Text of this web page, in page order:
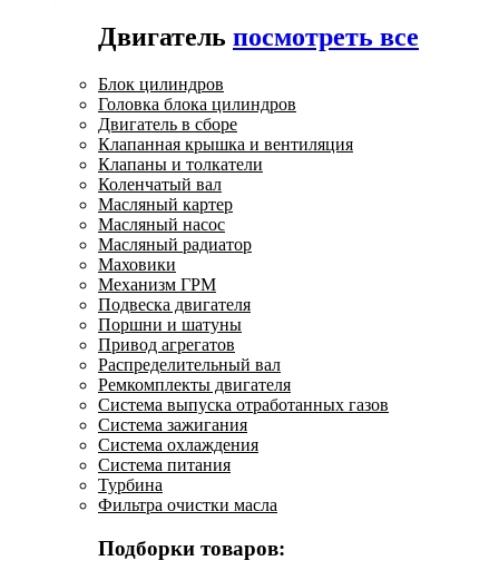
Двигатель посмотреть все
Блок цилиндров
Головка блока цилиндров
Двигатель в сборе
Клапанная крышка и вентиляция
Клапаны и толкатели
Коленчатый вал
Масляный картер
Масляный насос
Масляный радиатор
Маховики
Механизм ГРМ
Подвеска двигателя
Поршни и шатуны
Привод агрегатов
Распределительный вал
Ремкомплекты двигателя
Система выпуска отработанных газов
Система зажигания
Система охлаждения
Система питания
Турбина
Фильтра очистки масла
Подборки товаров: